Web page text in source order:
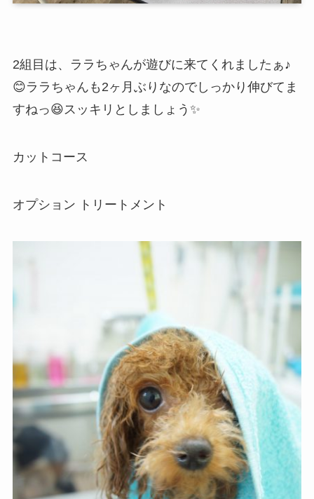
2組目は、ララちゃんが遊びに来てくれましたぁ♪
😊ララちゃんも2ヶ月ぶりなのでしっかり伸びてま
すねっ😆スッキリとしましょう✨
カットコース
オプション トリートメント